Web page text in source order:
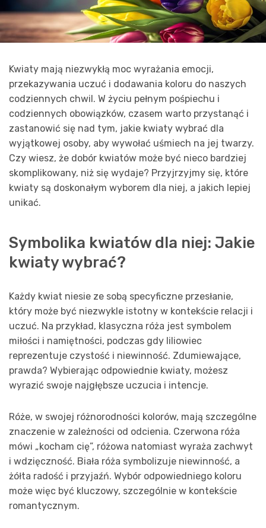
Kwiaty mają niezwykłą moc wyrażania emocji,
przekazywania uczuć i dodawania koloru do naszych
codziennych chwil. W życiu pełnym pośpiechu i
codziennych obowiązków, czasem warto przystanąć i
zastanowić się nad tym, jakie kwiaty wybrać dla
wyjątkowej osoby, aby wywołać uśmiech na jej twarzy.
Czy wiesz, że dobór kwiatów może być nieco bardziej
skomplikowany, niż się wydaje? Przyjrzyjmy się, które
kwiaty są doskonałym wyborem dla niej, a jakich lepiej
unikać.
Symbolika kwiatów dla niej: Jakie
kwiaty wybrać?
Każdy kwiat niesie ze sobą specyficzne przesłanie,
który może być niezwykle istotny w kontekście relacji i
uczuć. Na przykład, klasyczna róża jest symbolem
miłości i namiętności, podczas gdy liliowiec
reprezentuje czystość i niewinność. Zdumiewające,
prawda? Wybierając odpowiednie kwiaty, możesz
wyrazić swoje najgłębsze uczucia i intencje.
Róże, w swojej różnorodności kolorów, mają szczególne
znaczenie w zależności od odcienia. Czerwona róża
mówi „kocham cię”, różowa natomiast wyraża zachwyt
i wdzięczność. Biała róża symbolizuje niewinność, a
żółta radość i przyjaźń. Wybór odpowiedniego koloru
może więc być kluczowy, szczególnie w kontekście
romantycznym.